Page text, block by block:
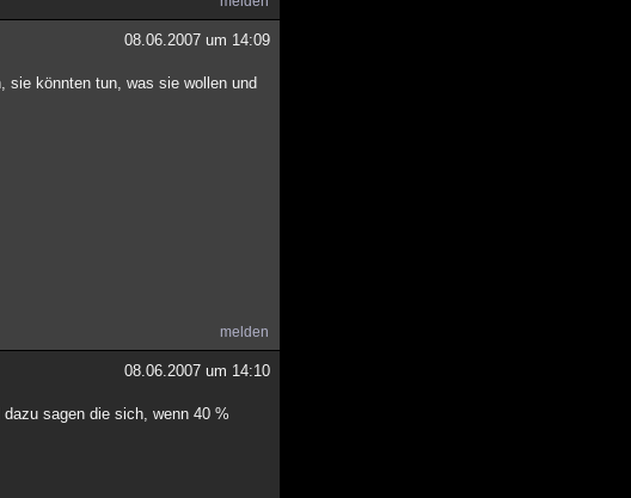
08.06.2007 um 14:09
sie könnten tun, was sie wollen und
melden
08.06.2007 um 14:10
sagen die sich, wenn 40 %